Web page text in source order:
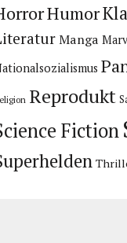
Humor
Manga
Reprodukt
Fiction